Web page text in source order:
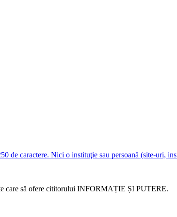
de caractere. Nici o instituţie sau persoană (site-uri,
care să ofere cititorului INFORMAȚIE ȘI PUTERE.